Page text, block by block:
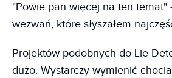
"Powie pan więcej na ten temat"
wezwań, które słyszałem
Projektów podobnych do Lie
dużo. Wystarczy wymienić